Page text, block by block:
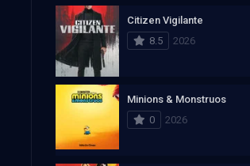
Citizen Vigilante
8.5
2026
Minions & Monstruos
0
2026